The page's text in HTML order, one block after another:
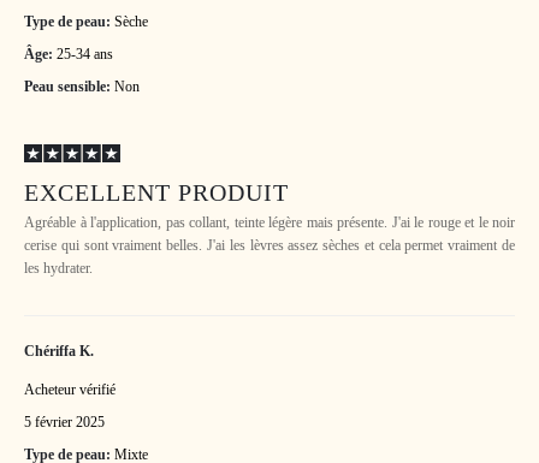
Type de peau: Sèche
Âge: 25-34 ans
Peau sensible: Non
EXCELLENT PRODUIT
Agréable à l'application, pas collant, teinte légère mais présente. J'ai le rouge et le noir
cerise qui sont vraiment belles. J'ai les lèvres assez sèches et cela permet vraiment de
les hydrater.
Chériffa K.
Acheteur vérifié
5 février 2025
Type de peau: Mixte